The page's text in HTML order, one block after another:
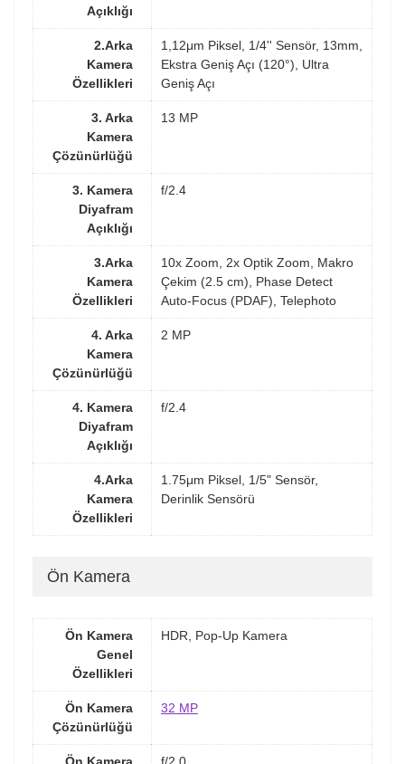
Açıklığı
2.Arka
Kamera
Özellikleri
1,12μm Piksel, 1/4'' Sensör, 13mm,
Ekstra Geniş Açı (120°), Ultra
Geniş Açı
3. Arka
Kamera
Çözünürlüğü
13 MP
3. Kamera
Diyafram
Açıklığı
f/2.4
3.Arka
Kamera
Özellikleri
10x Zoom, 2x Optik Zoom, Makro
Çekim (2.5 cm), Phase Detect
Auto-Focus (PDAF), Telephoto
4. Arka
Kamera
Çözünürlüğü
2 MP
4. Kamera
Diyafram
Açıklığı
f/2.4
4.Arka
Kamera
Özellikleri
1.75μm Piksel, 1/5" Sensör,
Derinlik Sensörü
Ön Kamera
Ön Kamera
Genel
Özellikleri
HDR, Pop-Up Kamera
Ön Kamera
Çözünürlüğü
32 MP
Ön Kamera
f/2.0